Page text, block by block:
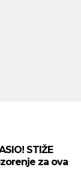
STIŽE
za ova